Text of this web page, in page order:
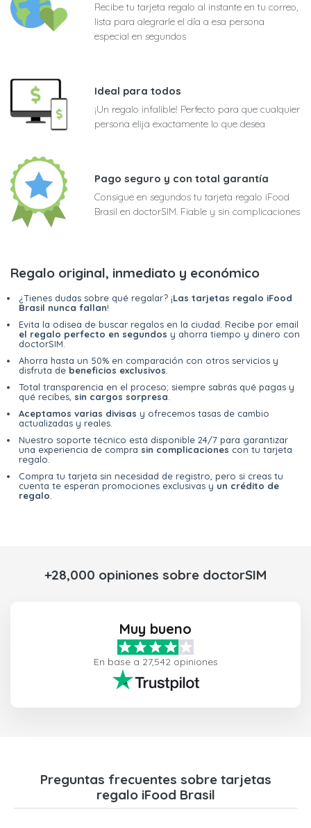
Recibe tu tarjeta regalo al instante en tu correo,
lista para alegrarle el día a esa persona
especial en segundos
Ideal para todos
¡Un regalo infalible! Perfecto para que cualquier
persona elija exactamente lo que desea
Pago seguro y con total garantía
Consigue en segundos tu tarjeta regalo iFood
Brasil en doctorSIM. Fiable y sin complicaciones
Regalo original, inmediato y económico
¿Tienes dudas sobre qué regalar? ¡Las tarjetas regalo iFood
Brasil nunca fallan!
Evita la odisea de buscar regalos en la ciudad. Recibe por email
el regalo perfecto en segundos y ahorra tiempo y dinero con
doctorSIM.
Ahorra hasta un 50% en comparación con otros servicios y
disfruta de beneficios exclusivos
Total transparencia en el proceso; siempre sabrás qué pagas y
qué recibes, sin cargos sorpresa
Aceptamos varias divisas y ofrecemos tasas de cambio
actualizadas y reales.
Nuestro soporte técnico está disponible 24/7 para garantizar
una experiencia de compra sin complicaciones con tu tarjeta
regalo.
Compra tu tarjeta sin necesidad de registro, pero si creas tu
cuenta te esperan promociones exclusivas y un crédito de
regalo
+28,000 opiniones sobre doctorSIM
Muy bueno
En base a 27,542 opiniones
Preguntas frecuentes sobre tarjetas
regalo iFood Brasil